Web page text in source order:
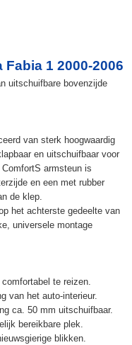
1 2000-2006
uitschuifbare bovenzijde
van sterk hoogwaardig
en uitschuifbaar voor
armsteun is
en een met rubber
de klep.
het achterste gedeelte van
universele montage
te reizen.
van het auto-interieur.
ca. 50 mm uitschuifbaar.
bereikbare plek.
blikken.